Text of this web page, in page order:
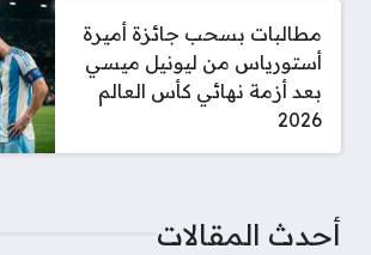
مطالبات بسحب جائزة أميرة
أستورياس من ليونيل ميسي
بعد أزمة نهائي كأس العالم
2026
أحدث المقالات